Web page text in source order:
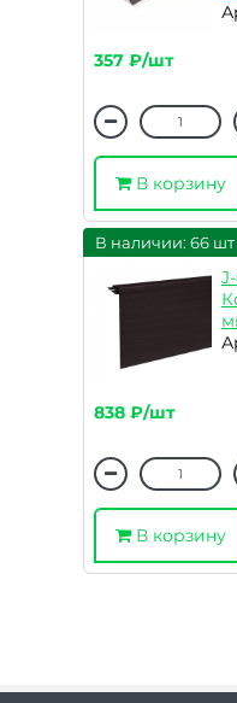
357 ₽/шт
В корзину
В наличии: 66 шт
838 ₽/шт
В корзину